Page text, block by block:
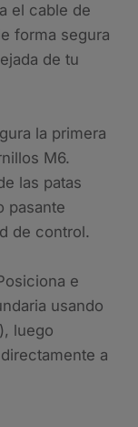
el cable de
forma segura
de tu
la primera
M6.
las patas
pasante
de control.
e
usando
luego
a